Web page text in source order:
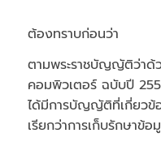
ต้องทราบก่อนว่า
ตามพระราชบัญญัติว่าด้
คอมพิวเตอร์ ฉบับปี
ได้มีการบัญญัติที่เกี่ยวข้
เรียกว่าการเก็บรักษาข้